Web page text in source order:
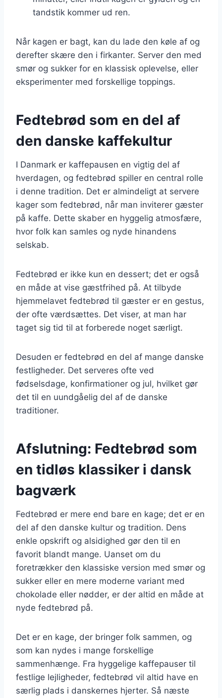
tandstik kommer ud ren.
Når kagen er bagt, kan du lade den køle af og
derefter skære den i firkanter. Server den med
smør og sukker for en klassisk oplevelse, eller
eksperimenter med forskellige toppings.
Fedtebrød som en del af
den danske kaffekultur
I Danmark er kaffepausen en vigtig del af
hverdagen, og fedtebrød spiller en central rolle
i denne tradition. Det er almindeligt at servere
kager som fedtebrød, når man inviterer gæster
på kaffe. Dette skaber en hyggelig atmosfære,
hvor folk kan samles og nyde hinandens
selskab.
Fedtebrød er ikke kun en dessert; det er også
en måde at vise gæstfrihed på. At tilbyde
hjemmelavet fedtebrød til gæster er en gestus,
der ofte værdsættes. Det viser, at man har
taget sig tid til at forberede noget særligt.
Desuden er fedtebrød en del af mange danske
festligheder. Det serveres ofte ved
fødselsdage, konfirmationer og jul, hvilket gør
det til en uundgåelig del af de danske
traditioner.
Afslutning: Fedtebrød som
en tidløs klassiker i dansk
bagværk
Fedtebrød er mere end bare en kage; det er en
del af den danske kultur og tradition. Dens
enkle opskrift og alsidighed gør den til en
favorit blandt mange. Uanset om du
foretrækker den klassiske version med smør og
sukker eller en mere moderne variant med
chokolade eller nødder, er der altid en måde at
nyde fedtebrød på.
Det er en kage, der bringer folk sammen, og
som kan nydes i mange forskellige
sammenhænge. Fra hyggelige kaffepauser til
festlige lejligheder, fedtebrød vil altid have en
særlig plads i danskernes hjerter. Så næste